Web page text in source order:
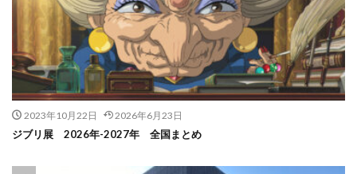
2023年10月22日 2026年6月23日
ジブリ展 2026年-2027年 全国まとめ